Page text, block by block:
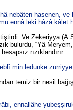
nebâten hasenen,
ennâ leki hâzâ kâlet
Ve Zekeriyya
bulurdu, “Yâ
rızıklandırır.
min ledunke
temiz bir nesil
ennallâhe